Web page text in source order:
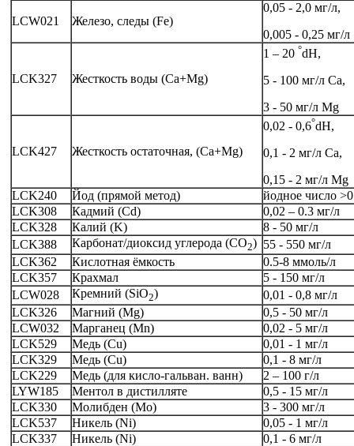
LCW021 Железо, следы (Fe)
0,05 - 2,0 мг/л,
0,005 - 0,25 мг/л
LCK327 Жесткость воды (Са+Mg)
1 – 20 °dH,
5 - 100 мг/л Ca,
3 - 50 мг/л Mg
LCK427 Жесткость остаточная, (Са+Mg)
0,02 - 0,6°dH,
0,1 - 2 мг/л Ca,
0,15 - 2 мг/л Mg
LCK240
Йод (прямой метод)
йодное число
LCK308
Кадмий (Cd)
0,02 – 0.3 мг/л
LCK328
Калий (K)
8 - 50 мг/л
LCK388
Карбонат/диоксид углерода (СО2) 55 - 550 мг/л
LCK362
Кислотная ёмкость
0.5-8 ммоль/л
LCK357
Крахмал
5 - 150 мг/л
LCW028
Кремний (SiO2)
0,01 - 0,8 мг/л
LCK326
Магний (Mg)
0,5 - 50 мг/л
LCW032
Марганец (Mn)
0,02 - 5 мг/л
LCK529
Медь (Cu)
0,01 - 1 мг/л
LCK329
Медь (Cu)
0,1 - 8 мг/л
LCK229
Медь (для кисло-гальван. ванн)
2 – 100 г/л
LYW185
Ментол в дистилляте
0,5 - 15 мг/л
LCK330
Молибден (Mo)
3 - 300 мг/л
LCK537
Никель (Ni)
0,05 - 1 мг/л
LCK337
Никель (Ni)
0,1 - 6 мг/л